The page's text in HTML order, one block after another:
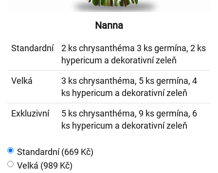
Nanna
Standardní
2 ks chrysanthéma 3 ks germína, 2 ks
hypericum a dekorativní zeleň
Velká
3 ks chrysanthéma, 5 ks germína, 4
ks hypericum a dekorativní zeleň
Exkluzivní
5 ks chrysanthéma, 9 ks germína, 6
ks hypericum a dekorativní zeleň
Standardní (669 Kč)
Velká (989 Kč)